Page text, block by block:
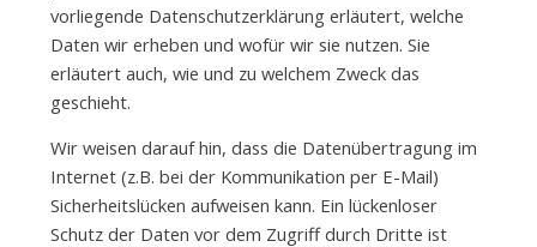
vorliegende Datenschutzerklärung erläutert, welche
Daten wir erheben und wofür wir sie nutzen. Sie
erläutert auch, wie und zu welchem Zweck das
geschieht.
Wir weisen darauf hin, dass die Datenübertragung im
Internet (z.B. bei der Kommunikation per E-Mail)
Sicherheitslücken aufweisen kann. Ein lückenloser
Schutz der Daten vor dem Zugriff durch Dritte ist